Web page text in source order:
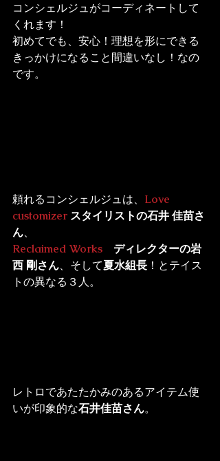
コンシェルジュがコーディネートして
くれます！
初めてでも、安心！理想を形にできる
きっかけになること間違いなし！なの
です。
頼れるコンシェルジュは、 Love
customizer スタイリストの石井 佳苗さ
ん
Reclaimed Works ディレクターの岩
西 剛さん、そして夏水組長 ！とテイス
トの異なる３人。
レトロであたたかみのあるアイテム使
いが印象的な石井佳苗さん。